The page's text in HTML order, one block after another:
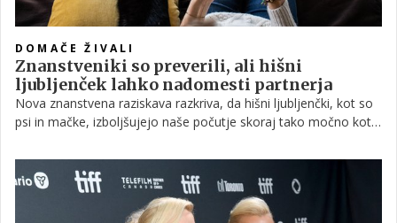
DOMAČE ŽIVALI
Znanstveniki so preverili, ali hišni
ljubljenček lahko nadomesti partnerja
Nova znanstvena raziskava razkriva, da hišni ljubljenčki, kot so
psi in mačke, izboljšujejo naše počutje skoraj tako močno kot
Nekateri raziskovalci celo pravijo, da je njihov 'učinek na srečo'
vreden kar 83.000 evrov na leto!